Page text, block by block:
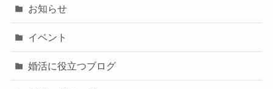
お知らせ
イベント
婚活に役立つブログ